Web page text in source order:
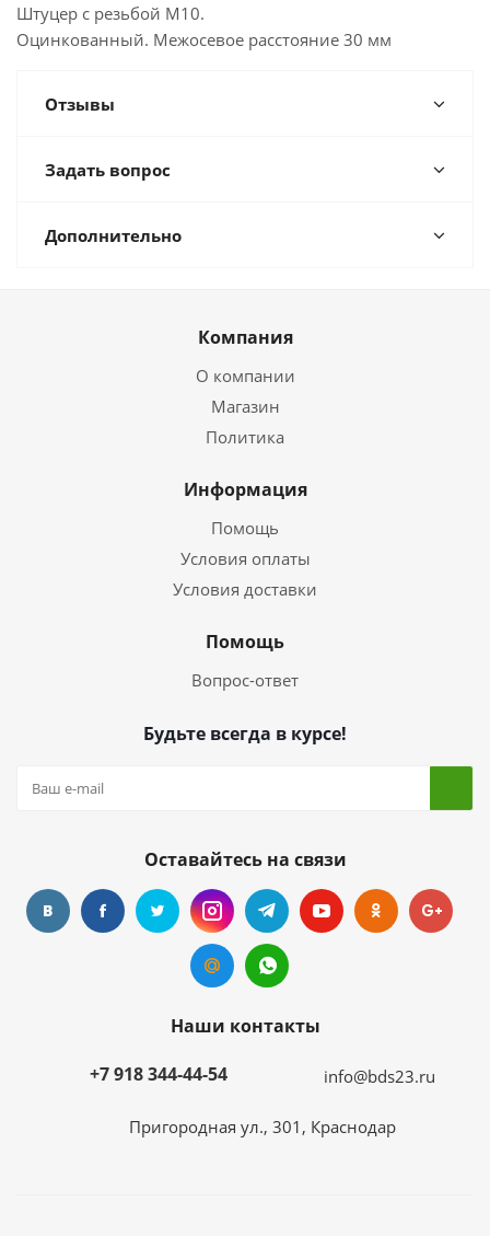
Штуцер с резьбой M10.
Оцинкованный. Межосевое расстояние 30 мм
Отзывы
Задать вопрос
Дополнительно
Компания
О компании
Магазин
Политика
Информация
Помощь
Условия оплаты
Условия доставки
Помощь
Вопрос-ответ
Будьте всегда в курсе!
Оставайтесь на связи
Наши контакты
+7 918 344-44-54
info@bds23.ru
Пригородная ул., 301, Краснодар